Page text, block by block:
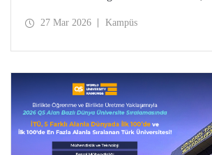
somutlaşan kalıcı sergi alanında yaşatacak.
27 Mar 2026 Kampüs